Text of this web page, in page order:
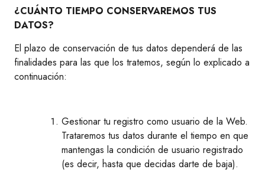
¿CUÁNTO TIEMPO CONSERVAREMOS TUS
DATOS?
El plazo de conservación de tus datos dependerá de las
finalidades para las que los tratemos, según lo explicado a
continuación:
Gestionar tu registro como usuario de la Web.
Trataremos tus datos durante el tiempo en que
mantengas la condición de usuario registrado
(es decir, hasta que decidas darte de baja).